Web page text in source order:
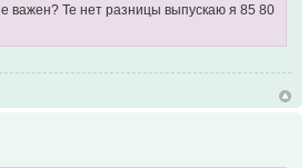
важен? Те нет разницы выпускаю я 85 80